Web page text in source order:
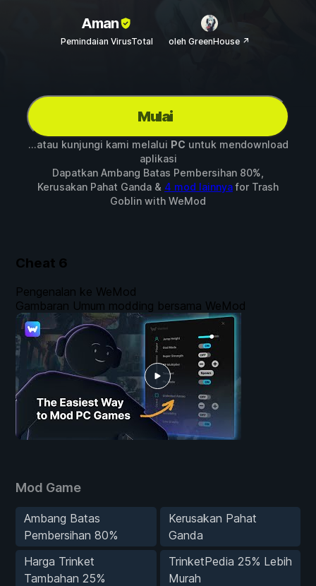
Aman
Pemindaian VirusTotal oleh GreenHouse ↗
Mulai
...atau kunjungi kami melalui PC untuk mendownload
aplikasi
Dapatkan Ambang Batas Pembersihan 80%,
Kerusakan Pahat Ganda & 4 mod lainnyafor Trash
Goblin with WeMod
Cheat 6
Mod Game
Ambang Batas
Pembersihan 80%
Kerusakan Pahat
Ganda
Harga Trinket
Tambahan 25%
TrinketPedia 25% Lebih
Murah
Pengenalan ke WeMod
Gambaran Umum modding bersama WeMod